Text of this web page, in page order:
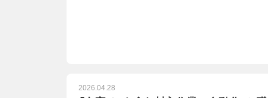
2026.04.28